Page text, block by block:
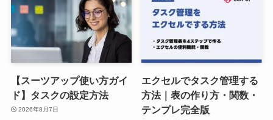
【スーツアップ使い方ガイ
ド】タスクの設定方法
2026年8月7日
エクセルでタスク管理する
方法｜表の作り方・関数・
テンプレ完全版